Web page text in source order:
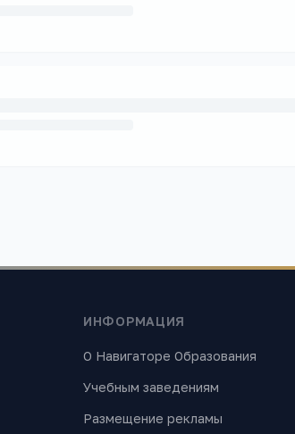
ИНФОРМАЦИЯ
О Навигаторе Образования
Учебным заведениям
Размещение рекламы